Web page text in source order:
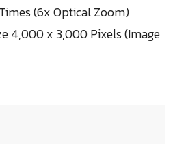
(6x Optical Zoom)
4,000 x 3,000 Pixels (Image